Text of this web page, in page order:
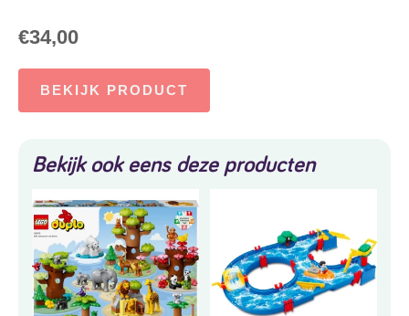
€34,00
BEKIJK PRODUCT
Bekijk ook eens deze producten